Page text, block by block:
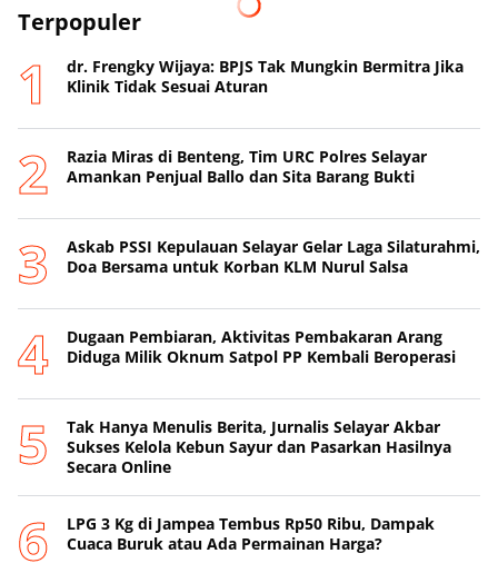
Terpopuler
dr. Frengky Wijaya: BPJS Tak Mungkin Bermitra Jika
Klinik Tidak Sesuai Aturan
Razia Miras di Benteng, Tim URC Polres Selayar
Amankan Penjual Ballo dan Sita Barang Bukti
‎Askab PSSI Kepulauan Selayar Gelar Laga Silaturahmi,
Doa Bersama untuk Korban KLM Nurul Salsa
Dugaan Pembiaran, Aktivitas Pembakaran Arang
Diduga Milik Oknum Satpol PP Kembali Beroperasi
‎Tak Hanya Menulis Berita, Jurnalis Selayar Akbar
Sukses Kelola Kebun Sayur dan Pasarkan Hasilnya
Secara Online
‎LPG 3 Kg di Jampea Tembus Rp50 Ribu, Dampak
Cuaca Buruk atau Ada Permainan Harga? ‎